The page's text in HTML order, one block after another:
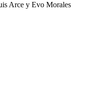
Arce y Evo Morales